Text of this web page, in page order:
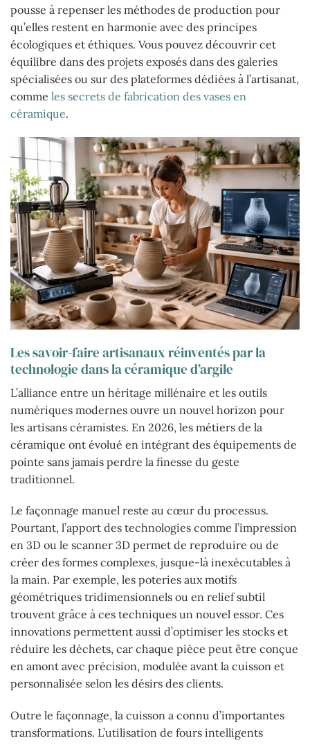
pousse à repenser les méthodes de production pour
qu’elles restent en harmonie avec des principes
écologiques et éthiques. Vous pouvez découvrir cet
équilibre dans des projets exposés dans des galeries
spécialisées ou sur des plateformes dédiées à l’artisanat,
comme les secrets de fabrication des vases en
céramique.
Les savoir-faire artisanaux réinventés par la
technologie dans la céramique d’argile
L’alliance entre un héritage millénaire et les outils
numériques modernes ouvre un nouvel horizon pour
les artisans céramistes. En 2026, les métiers de la
céramique ont évolué en intégrant des équipements de
pointe sans jamais perdre la finesse du geste
traditionnel.
Le façonnage manuel reste au cœur du processus.
Pourtant, l’apport des technologies comme l’impression
en 3D ou le scanner 3D permet de reproduire ou de
créer des formes complexes, jusque-là inexécutables à
la main. Par exemple, les poteries aux motifs
géométriques tridimensionnels ou en relief subtil
trouvent grâce à ces techniques un nouvel essor. Ces
innovations permettent aussi d’optimiser les stocks et
réduire les déchets, car chaque pièce peut être conçue
en amont avec précision, modulée avant la cuisson et
personnalisée selon les désirs des clients.
Outre le façonnage, la cuisson a connu d’importantes
transformations. L’utilisation de fours intelligents